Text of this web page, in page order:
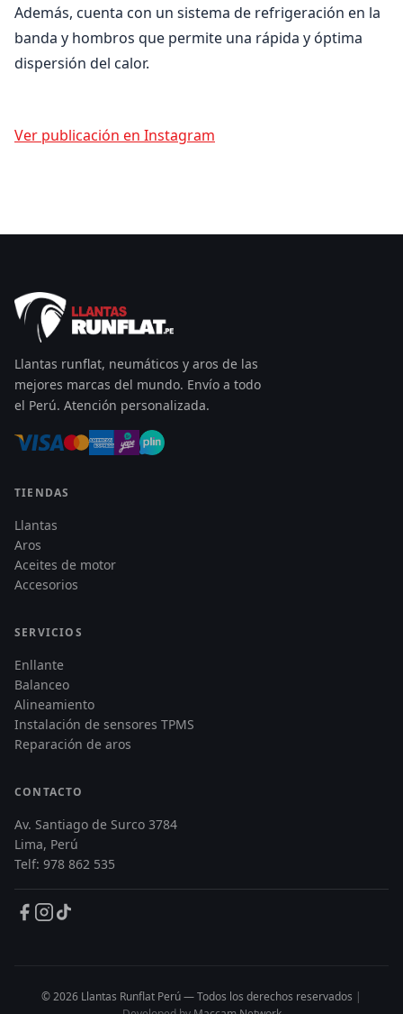
Además, cuenta con un sistema de refrigeración en la
banda y hombros que permite una rápida y óptima
dispersión del calor.
Ver publicación en Instagram
Llantas runflat, neumáticos y aros de las
mejores marcas del mundo. Envío a todo
el Perú. Atención personalizada.
TIENDAS
Llantas
Aros
Aceites de motor
Accesorios
SERVICIOS
Enllante
Balanceo
Alineamiento
Instalación de sensores TPMS
Reparación de aros
CONTACTO
Av. Santiago de Surco 3784
Lima, Perú
Telf: 978 862 535
© 2026 Llantas Runflat Perú — Todos los derechos reservados |